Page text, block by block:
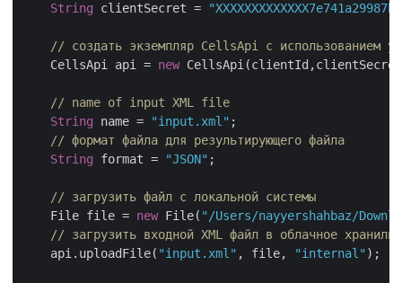
String clientSecret =
// создать экземпляр CellsApi с использованием
    CellsApi api =
new
// name of input XML file
String name = "input.xml" ;
// формат файла для результирующего файла
String format = "JSON" ;
// загрузить файл с локальной системы
    File file =
new File( "/Users/nayyershahbaz/
// загрузить входной XML файл в облачное
    api.uploadFile(
"input.xml" , file, "internal" );